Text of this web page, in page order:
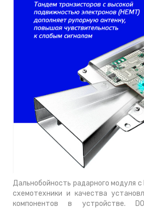
Дальнобойность радарного модуля с
схемотехники и качества
компонентов в устройстве.